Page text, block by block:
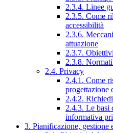
2.3.4. Linee
2.3.5. Come
accessibilità
2.3.6.
attuazione
2.3.7.
2.3.8.
2.4. Privacy
2.4.1. Come
progettazione
2.4.2.
2.4.3. Le basi
informativa
3. Pianificazione, gestione